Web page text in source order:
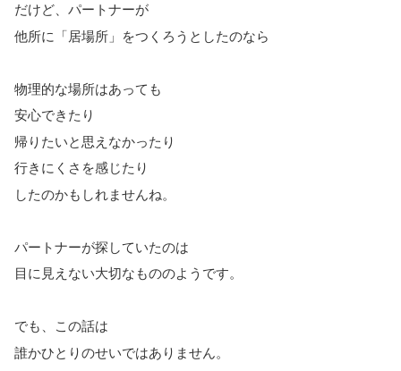
だけど、パートナーが
他所に「居場所」をつくろうとしたのなら
物理的な場所はあっても
安心できたり
帰りたいと思えなかったり
行きにくさを感じたり
したのかもしれませんね。
パートナーが探していたのは
目に見えない大切なもののようです。
でも、この話は
誰かひとりのせいではありません。